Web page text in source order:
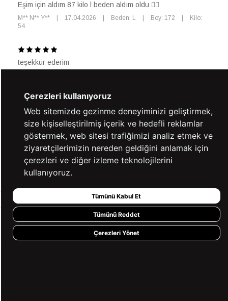
Eşim için aldım 87 kilo l beden aldım oldu 👍🏻
M** N** Y** 17.04.2026 Beden: L Boy: 172
Kilo:
54
teşekkür ederim
Kaynak: Trendyol
%100 GÜVENLİ
ALIŞVERİŞ
FARKLI ÖDEME
SEÇENEKLERİ
14 GÜN İÇERİSİNDE
İADE GARANTİSİ
2000 TL VE ÜZERİ
KURUMSAL
Çerezleri kullanıyoruz
Web sitemizde gezinme deneyiminizi geliştirmek,
size kişiselleştirilmiş içerik ve hedefli reklamlar
göstermek, web sitesi trafiğimizi analiz etmek ve
ziyaretçilerimizin nereden geldiğini anlamak için
çerezleri ve diğer izleme teknolojilerini
kullanıyoruz.
Tümünü Kabul Et
Tümünü Reddet
Çerezleri Yönet